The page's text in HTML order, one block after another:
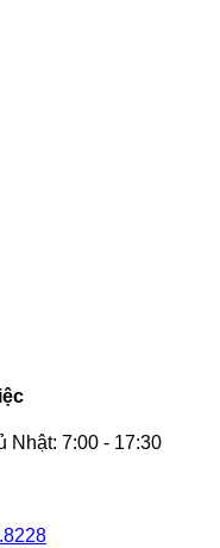
Nhật: 7:00 - 17:30